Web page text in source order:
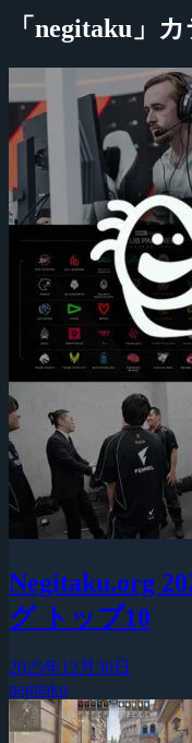
「negitaku」
Negitaku.org
グ トップ10
2025年12月30日
negitaku